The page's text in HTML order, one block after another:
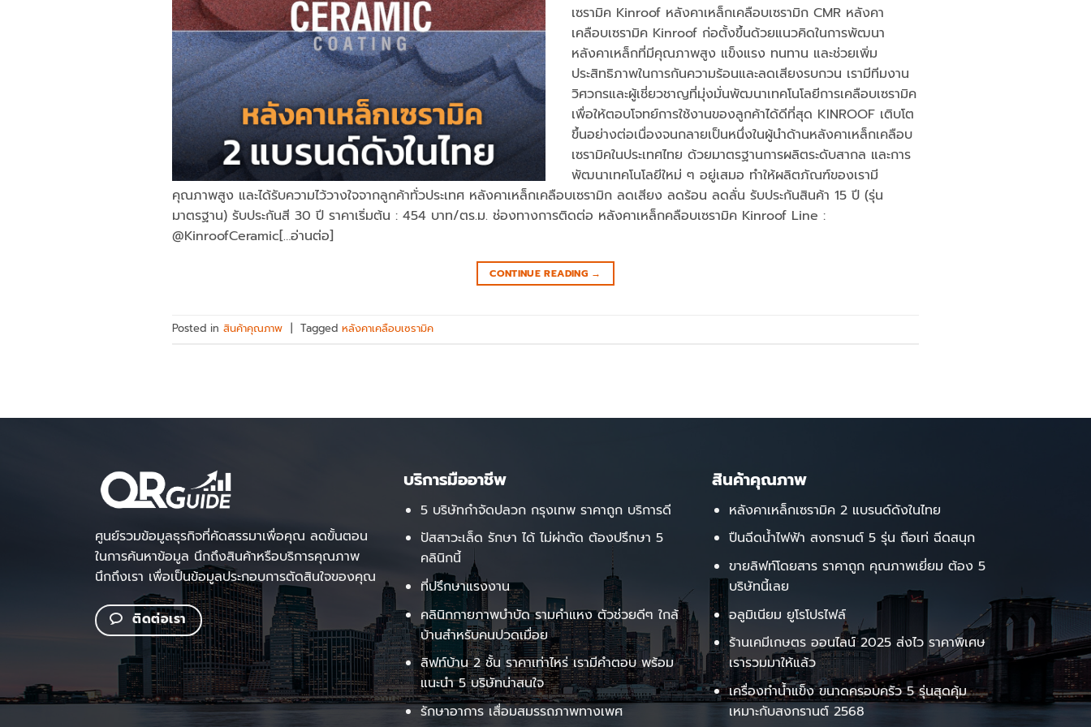
เซรามิค Kinroof หลังคาเหล็กเคลือบเซรามิก CMR หลังคา
เคลือบเซรามิค Kinroof ก่อตั้งขึ้นด้วยแนวคิดในการพัฒนา
หลังคาเหล็กที่มีคุณภาพสูง แข็งแรง ทนทาน และช่วยเพิ่ม
ประสิทธิภาพในการกันความร้อนและลดเสียงรบกวน เรามีทีมงาน
วิศวกรและผู้เชี่ยวชาญที่มุ่งมั่นพัฒนาเทคโนโลยีการเคลือบเซรามิค
เพื่อให้ตอบโจทย์การใช้งานของลูกค้าได้ดีที่สุด KINROOF เติบโต
ขึ้นอย่างต่อเนื่องจนกลายเป็นหนึ่งในผู้นำด้านหลังคาเหล็กเคลือบ
เซรามิคในประเทศไทย ด้วยมาตรฐานการผลิตระดับสากล และการ
พัฒนาเทคโนโลยีใหม่ ๆ อยู่เสมอ ทำให้ผลิตภัณฑ์ของเรามี
คุณภาพสูง และได้รับความไว้วางใจจากลูกค้าทั่วประเทศ หลังคาเหล็กเคลือบเซรามิก ลดเสียง ลดร้อน ลดลั่น รับประกันสินค้า 15 ปี (รุ่น
มาตรฐาน) รับประกันสี 30 ปี ราคาเริ่มต้น : 454 บาท/ตร.ม. ช่องทางการติดต่อ หลังคาเหล็กคลือบเซรามิค Kinroof Line :
@KinroofCeramic[…อ่านต่อ]
CONTINUE READING →
Posted in สินค้าคุณภาพ Tagged หลังคาเคลือบเซรามิค
ศูนย์รวมข้อมูลธุรกิจที่คัดสรรมาเพื่อคุณ ลดขั้นตอน
ในการค้นหาข้อมูล นึกถึงสินค้าหรือบริการคุณภาพ
นึกถึงเรา เพื่อเป็นข้อมูลประกอบการตัดสินใจของคุณ
ติดต่อเรา
บริการมืออาชีพ
5 บริษัทกำจัดปลวก กรุงเทพ ราคาถูก บริการดี
ปัสสาวะเล็ด รักษา ได้ ไม่ผ่าตัด ต้องปรึกษา 5
คลินิกนี้
ที่ปรึกษาแรงงาน
คลินิกกายภาพบำบัด รามคำแหง ตัวช่วยดีๆ ใกล้
บ้านสำหรับคนปวดเมื่อย
ลิฟท์บ้าน 2 ชั้น ราคาเท่าไหร่ เรามีคำตอบ พร้อม
แนะนำ 5 บริษัทน่าสนใจ
รักษาอาการ เสื่อมสมรรถภาพทางเพศ
สินค้าคุณภาพ
หลังคาเหล็กเซรามิค 2 แบรนด์ดังในไทย
ปืนฉีดน้ำไฟฟ้า สงกรานต์ 5 รุ่น ถือเท่ ฉีดสนุก
ขายลิฟท์โดยสาร ราคาถูก คุณภาพเยี่ยม ต้อง 5
บริษัทนี้เลย
อลูมิเนียม ยูโรโปรไฟล์
ร้านเคมีเกษตร ออนไลน์ 2025 ส่งไว ราคาพิเศษ
เรารวมมาให้แล้ว
เครื่องทำน้ำแข็ง ขนาดครอบครัว 5 รุ่นสุดคุ้ม
เหมาะกับสงกรานต์ 2568